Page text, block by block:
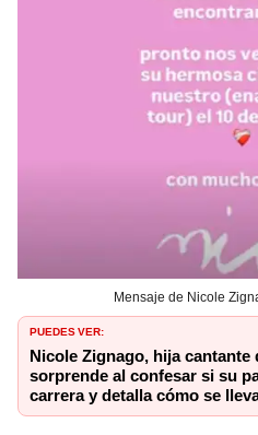
Mensaje de Nicole
PUEDES VER:
Nicole Zignago, hija cantante
sorprende al confesar si su
carrera y detalla cómo se
talentosa”